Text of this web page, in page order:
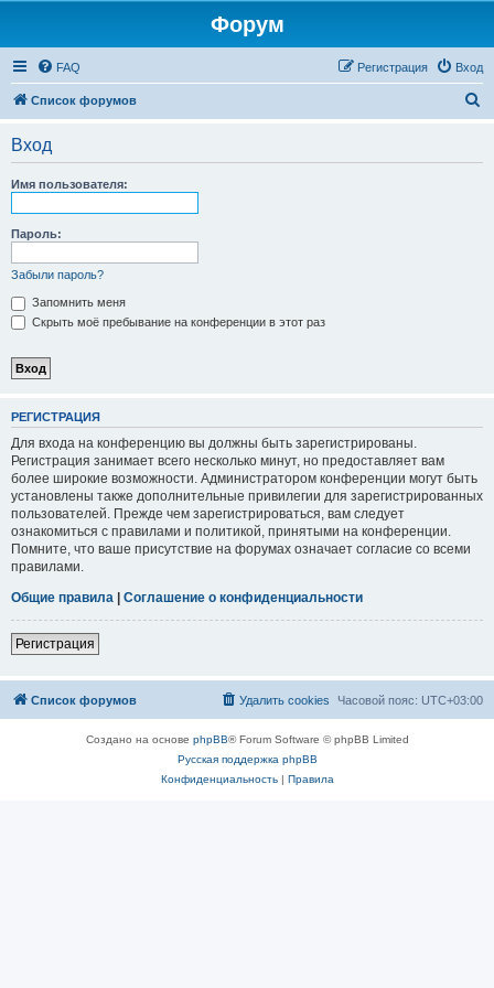
Форум
FAQ Вход
Регистрация
Список форумов
Вход
Имя пользователя:
Пароль:
Забыли пароль?
Запомнить меня
Скрыть моё пребывание на конференции в этот раз
РЕГИСТРАЦИЯ
Для входа на конференцию вы должны быть зарегистрированы.
Регистрация занимает всего несколько минут, но предоставляет вам
более широкие возможности. Администратором конференции могут быть
установлены также дополнительные привилегии для зарегистрированных
пользователей. Прежде чем зарегистрироваться, вам следует
ознакомиться с правилами и политикой, принятыми на конференции.
Помните, что ваше присутствие на форумах означает согласие со всеми
правилами.
Общие правила | Соглашение о конфиденциальности
Регистрация
Список форумов Часовой пояс: UTC+03:00
Удалить cookies
Создано на основе phpBB® Forum Software © phpBB Limited
Русская поддержка phpBB
Конфиденциальность| Правила